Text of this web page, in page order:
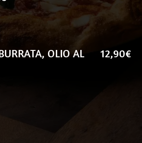
OLIO AL
12,90€